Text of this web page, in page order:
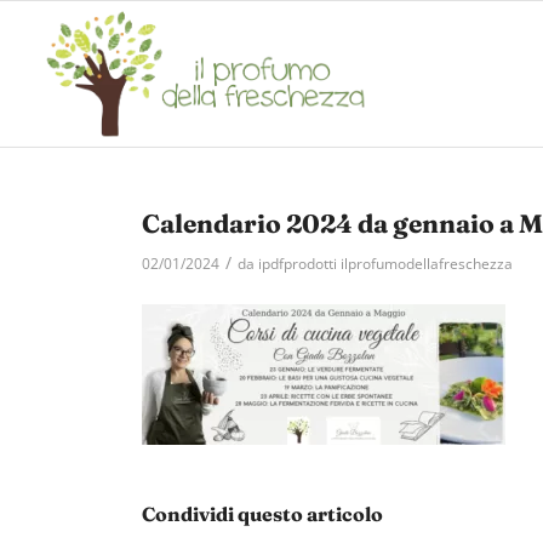
Calendario 2024 da gennaio a
02/01/2024 / da ipdfprodotti ilprofumodellafreschezza
Condividi questo articolo